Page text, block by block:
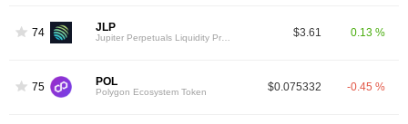
74 JLP $3.61 0.13 %
75 POL
Polygon Ecosystem Token $0.075332 -0.45 %